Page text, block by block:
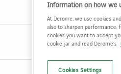
Information on how we
At Derome, we use cookies
also to sharpen performance,
cookies you want to accept
cookie jar and read Derome's
Cookies Settings